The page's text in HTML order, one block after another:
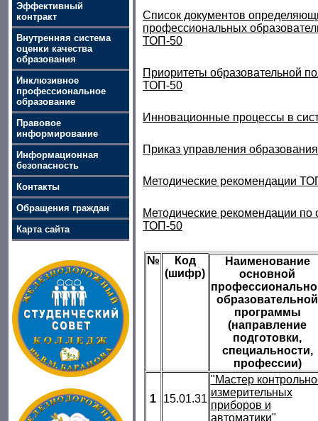
Эффективный
контракт
Внутренняя система
оценки качества
образования
Инклюзивное
профессиональное
образование
Правовое
информирование
Информационная
безопасность
Контакты
Обращения граждан
Карта сайта
Список документов
профессиональных
ТОП-50
Приоритеты образовательной
ТОП-50
Инновационные процессы в
Приказ управления
Методические рекомендации
Методические рекомендации по
ТОП-50
№
Код
(шифр)
Наименование
основной
образовательной
программы
(направление
подготовки,
специальности,
профессии)
1 15.01.31
"Мастер
измерительных
приборов и
автоматики"